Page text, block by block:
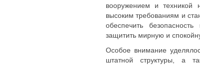
вооружением и техникой
высоким требованиям и
обеспечить
защитить мирную и
Особое внимание
штатной структуры, а